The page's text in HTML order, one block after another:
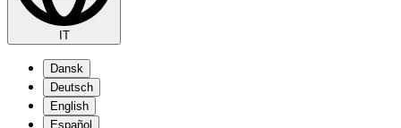
IT
Dansk
Deutsch
English
Español